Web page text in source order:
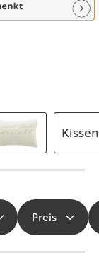
Preis